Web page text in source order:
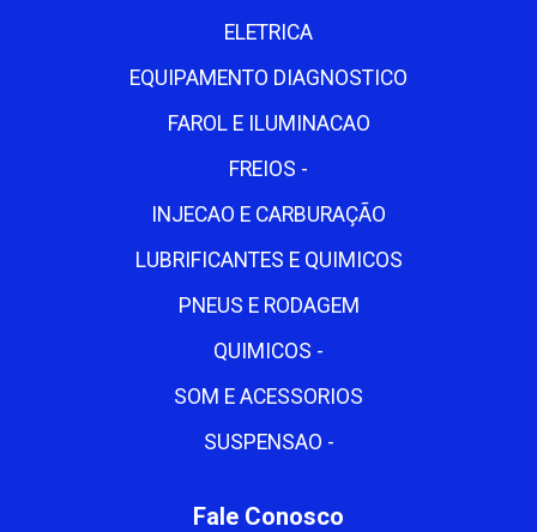
ELETRICA
EQUIPAMENTO DIAGNOSTICO
FAROL E ILUMINACAO
FREIOS -
INJECAO E CARBURAÇÃO
LUBRIFICANTES E QUIMICOS
PNEUS E RODAGEM
QUIMICOS -
SOM E ACESSORIOS
SUSPENSAO -
Fale Conosco